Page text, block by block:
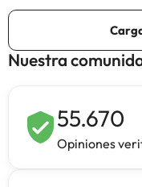
Nuestra
55.670
Opiniones